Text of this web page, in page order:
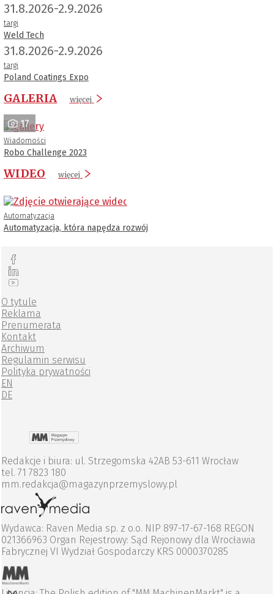
31.8.2026-2.9.2026
targi
Weld Tech
31.8.2026-2.9.2026
targi
Poland Coatings Expo
GALERIA więcej
17
Wiadomości
Robo Challenge 2023
WIDEO więcej
Automatyzacja
Automatyzacja, która napędza rozwój
O tytule
Reklama
Prenumerata
Kontakt
Archiwum
Regulamin serwisu
Polityka prywatności
EN
DE
Redakcje i biura: ul. Strzegomska 42AB 53-611 Wrocław
tel. 71 7823 180
mm.redakcja@magazynprzemyslowy.pl
Wydawca: Raven Media sp. z o.o. NIP 897-17-67-168 REGON
021366963 Organ Rejestrowy: Sąd Rejonowy dla Wrocławia
Fabrycznej VI Wydział Gospodarczy KRS 0000370285